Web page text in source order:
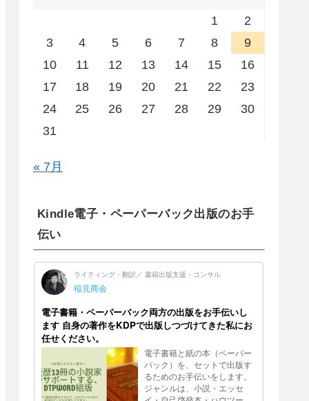
1
2
3
4 5 6 7 8
9
10
11 12 13 14 15
16
17
18 19 20 21 22
23
24
25 26 27 28 29
30
31
« 7月
Kindle電子・ペーパーバック出版のお手
伝い